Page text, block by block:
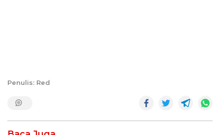
Penulis: Red